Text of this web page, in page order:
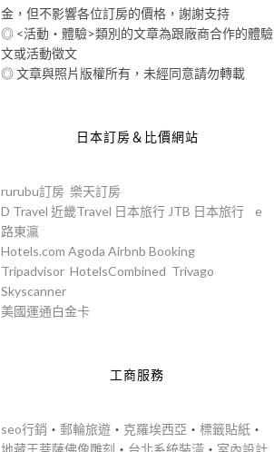
金，但不影響各位訂房的價格，謝謝支持
◎ <活動‧體驗>類別的文章為跟廠商合作的體驗
文或活動徵文
◎ 文章與照片版權所有，未經同意請勿轉載
日本訂房＆比價網站
rurubu訂房 樂天訂房
D Travel 近畿Travel 日本旅行 JTB 日本旅行
e
路東瀛
Hotels.com Agoda Airbnb Booking
Tripadvisor HotelsCombined Trivago
Skyscanner
美國運通白金卡
工商服務
seo行銷 ‧ 郵輪旅遊 ‧ 克羅埃西亞 ‧ 標籤貼紙 ‧